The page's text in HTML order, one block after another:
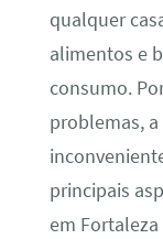
qualquer
alimentos e
consumo.
problemas,
principais
em